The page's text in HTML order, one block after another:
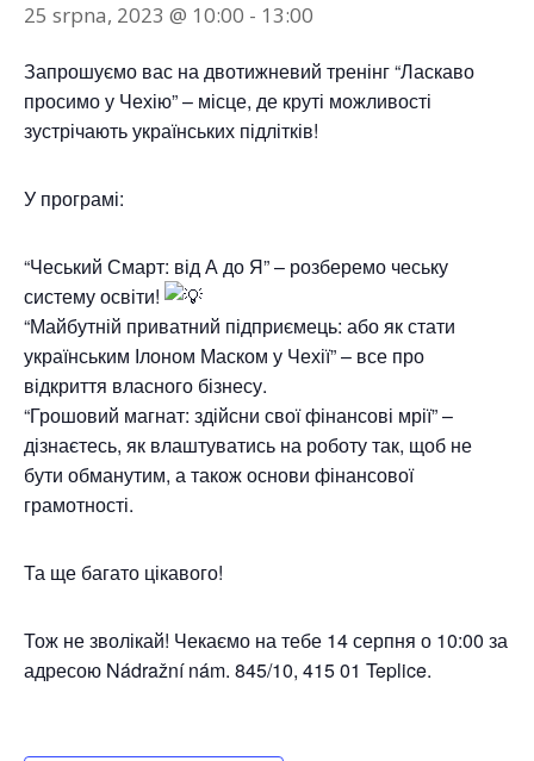
25 srpna, 2023 @ 10:00 - 13:00
Запрошуємо вас на двотижневий тренінг “Ласкаво
просимо у Чехію” – місце, де круті можливості
зустрічають українських підлітків!
У програмі:
“Чеський Смарт: від А до Я” – розберемо чеську
систему освіти!
“Майбутній приватний підприємець: або як стати
українським Ілоном Маском у Чехії” – все про
відкриття власного бізнесу.
“Грошовий магнат: здійсни свої фінансові мрії” –
дізнаєтесь, як влаштуватись на роботу так, щоб не
бути обманутим, а також основи фінансової
грамотності.
Та ще багато цікавого!
Тож не зволікай! Чекаємо на тебе 14 серпня о 10:00 за
адресою Nádražní nám. 845/10, 415 01 Teplice.